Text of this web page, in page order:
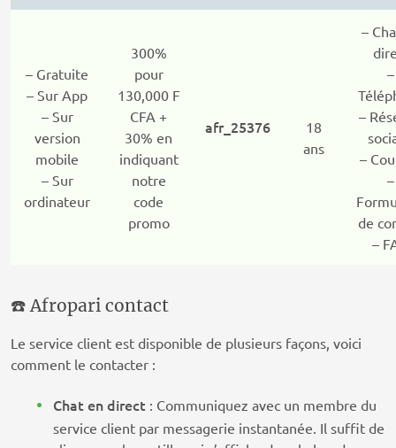
– Gratuite
– Sur App
– Sur
version
mobile
– Sur
ordinateur
300%
pour
130,000 F
CFA +
30% en
indiquant
notre
code
promo
afr_25376
18
ans
–
–
–
–
–
de
–
☎️ Afropari contact
Le service client est disponible de plusieurs façons, voici
comment le contacter :
Chat en direct : Communiquez avec un membre du
service client par messagerie instantanée. Il suffit de